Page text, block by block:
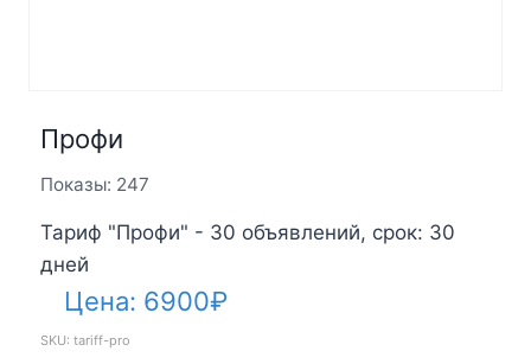
Профи
Показы: 247
Тариф "Профи" - 30 объявлений, срок: 30
дней
Цена: 6900₽
SKU: tariff-pro